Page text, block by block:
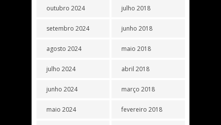
outubro 2024
setembro 2024
agosto 2024
julho 2024
junho 2024
maio 2024
julho 2018
junho 2018
maio 2018
abril 2018
março 2018
fevereiro 2018